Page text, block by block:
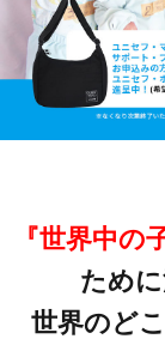
『世界中の
ため
世界のど